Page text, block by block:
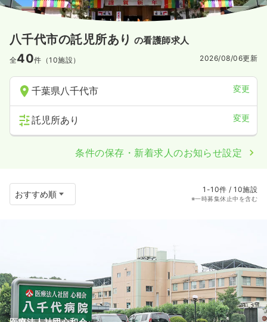
八千代市の託児所あり の看護師求人
全40件（10施設） 2026/08/06更新
千葉県八千代市 変更
託児所あり 変更
条件の保存・新着求人のお知らせ設定
1-10件 / 10施設
※一時募集休止中を含む